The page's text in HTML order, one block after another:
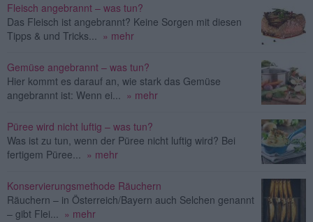
Fleisch angebrannt – was tun?
Das Fleisch ist angebrannt? Keine Sorgen mit diesen
Tipps & und Tricks... » mehr
Gemüse angebrannt – was tun?
Hier kommt es darauf an, wie stark das Gemüse
angebrannt ist: Wenn ei... » mehr
Püree wird nicht luftig – was tun?
Was ist zu tun, wenn der Püree nicht luftig wird? Bei
fertigem Püree... » mehr
Konservierungsmethode Räuchern
Räuchern – in Österreich/Bayern auch Selchen genannt
– gibt Flei... » mehr